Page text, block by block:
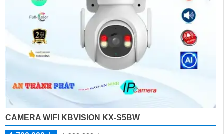
CAMERA WIFI KBVISION KX-S5BW